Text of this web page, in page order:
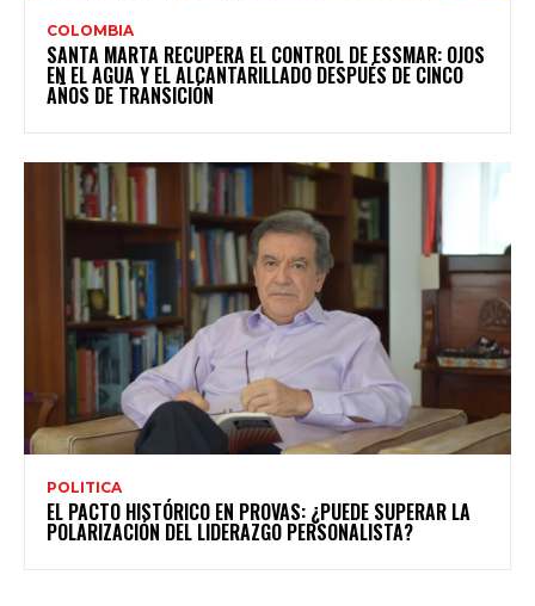
COLOMBIA
SANTA MARTA RECUPERA EL CONTROL DE ESSMAR: OJOS
EN EL AGUA Y EL ALCANTARILLADO DESPUÉS DE CINCO
AÑOS DE TRANSICIÓN
POLITICA
EL PACTO HISTÓRICO EN PROVAS: ¿PUEDE SUPERAR LA
POLARIZACIÓN DEL LIDERAZGO PERSONALISTA?